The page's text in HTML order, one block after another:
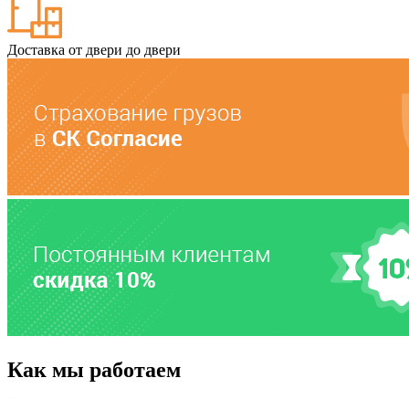
Доставка от двери до двери
Как мы работаем